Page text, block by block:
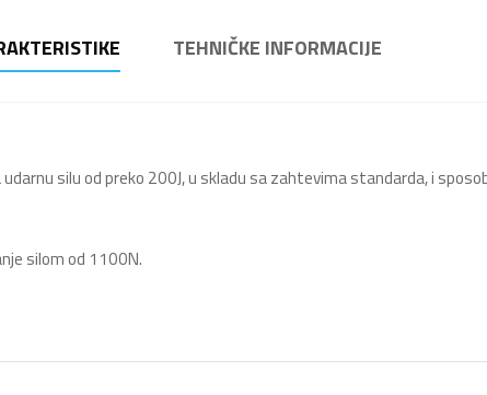
TEHNIČKE INFORMACIJE
silu od preko 200J, u skladu sa zahtevima standarda, i
silom od 1100N.